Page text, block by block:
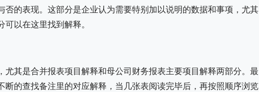
否的表现。这部分是企业认为需要特别加以说明的数据和事项，尤其
以在这里找到解释。
尤其是合并报表项目解释和母公司财务报表主要项目解释两部分。最
断的查找备注里的对应解释，当几张表阅读完毕后，再按照顺序浏览